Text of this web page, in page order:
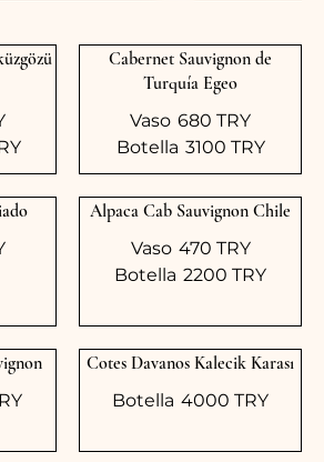
Cabernet Sauvignon de
Turquía Egeo
Vaso 680 TRY
Botella 3100 TRY
Alpaca Cab Sauvignon Chile
Vaso 470 TRY
Botella 2200 TRY
Cotes Davanos Kalecik Karası
Botella 4000 TRY